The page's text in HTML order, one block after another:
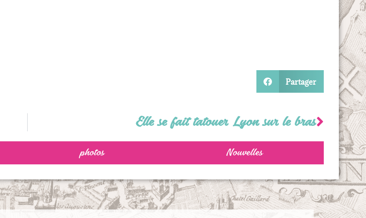
Partager
Elle se fait tatouer Lyon sur le bras
photos Nouvelles